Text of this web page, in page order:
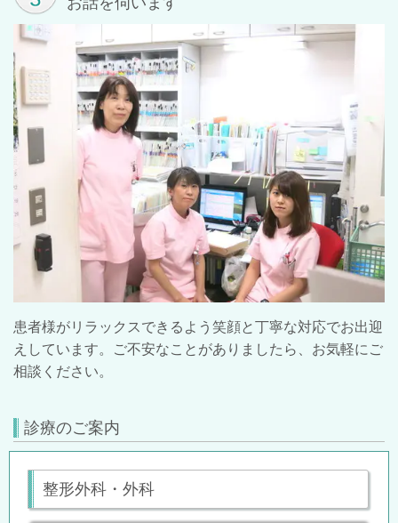
患者様がリラックスできるよう笑顔と丁寧な対応でお出迎
えしています。ご不安なことがありましたら、お気軽にご
相談ください。
診療のご案内
整形外科・外科